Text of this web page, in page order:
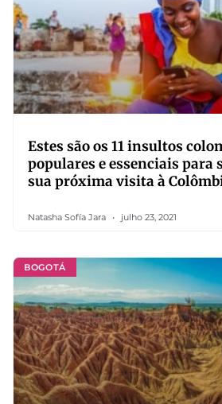
Estes são os 11 insultos
populares e essenciais para
sua próxima visita à
Natasha Sofía Jara julho 23, 2021
BOGOTÁ